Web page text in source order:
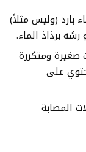
بارد (وليس مثلاً)
برذاذ الماء.
صغيرة ومتكررة
على
المصابة